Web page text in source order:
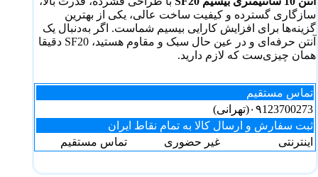
سازگاری گسترده و کیفیت ساخت عالی، یکی از بهترین
گزینه‌ها برای افزایش کارایی بیسیم شماست. اگر به‌دنبال یک
آنتن حرفه‌ای و در عین حال سبک و مقاوم هستید، SF20 دقیقا
همان چیزی‌ست که لازم دارید.
تماس مستقیم
۰۹123700273(تهرانی)
ثبت سفارش و ارسال کالا به تمام نقاط ایران
اینترنتی
غیر حضوری تماس مستقیم